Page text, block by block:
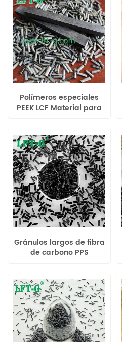
Polímeros especiales
PEEK LCF Material para
Gránulos largos de fibra
de carbono PPS
exigencia